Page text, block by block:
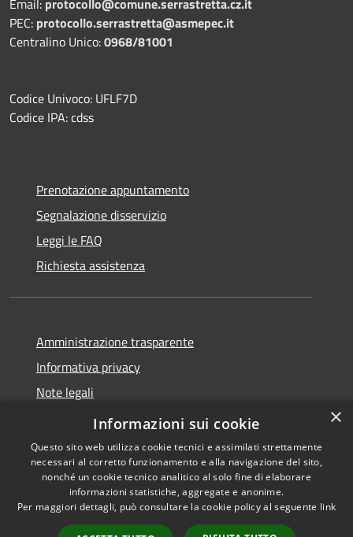
PEC: protocollo.serrastretta@asmepec.it
Centralino Unico:0968/81001
Codice Univoco: UFLF7D
Codice IPA: cdss
Prenotazione appuntamento
Segnalazione disservizio
Leggi le FAQ
Richiesta assistenza
Amministrazione trasparente
Informativa privacy
Note legali
Dichiarazione di accessibilità
Accessibilità
Copyright © 2026 • Comune di
Serrastretta • Powered by
×
Informazioni sui cookie
Questo sito web utilizza cookie tecnici e assimilati strettamente
necessari al corretto funzionamento e alla navigazione del sito,
nonché un cookie tecnico analitico al solo fine di elaborare
informazioni statistiche, aggregate e anonime.
Per maggiori dettagli, può consultare la cookie policy al seguente link